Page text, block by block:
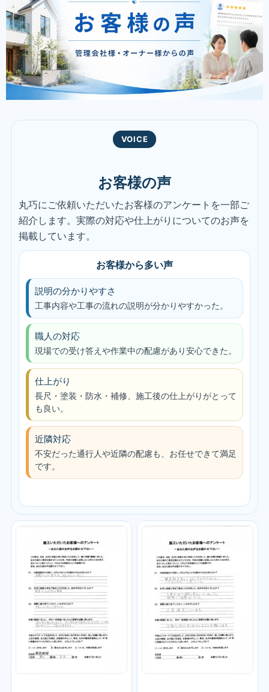
VOICE
お客様の声
丸巧にご依頼いただいたお客様のアンケートを一部ご
紹介します。実際の対応や仕上がりについてのお声を
掲載しています。
お客様から多い声
説明の分かりやすさ
工事内容や工事の流れの説明が分かりやすかった。
職人の対応
現場での受け答えや作業中の配慮があり安心できた。
仕上がり
長尺・塗装・防水・補修、施工後の仕上がりがとって
も良い。
近隣対応
不安だった通行人や近隣の配慮も、お任せできて満足
です。